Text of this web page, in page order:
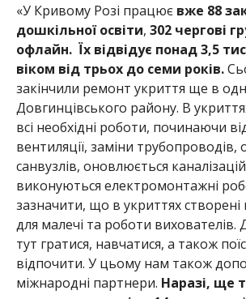
«У Кривому Розі працює вже 88
дошкільної освіти, 302 чергові
офлайн. Їх відвідує понад 3,5
віком від трьох до семи років.
закінчили ремонт укриття ще в
Довгинцівського району. В
всі необхідні роботи, починаючи
вентиляції, заміни
санвузлів, оновлюється
виконуються електромонтажні
зазначити, що в укриттях
для малечі та роботи вихователів.
тут гратися, навчатися, а також
відпочити. У цьому нам також
міжнародні партнери. Наразі, ще